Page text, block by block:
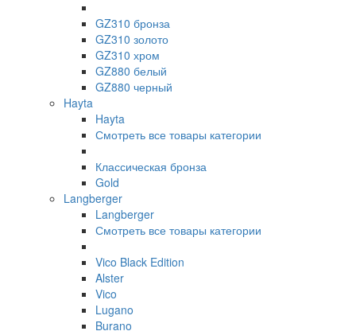
GZ310 бронза
GZ310 золото
GZ310 хром
GZ880 белый
GZ880 черный
Hayta
Hayta
Смотреть все товары категории
Классическая бронза
Gold
Langberger
Langberger
Смотреть все товары категории
Vico Black Edition
Alster
Vico
Lugano
Burano